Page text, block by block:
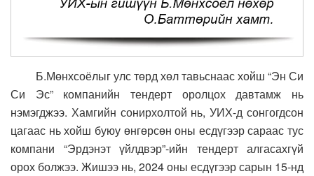
Б.Мөнхсоёлыг улс төрд хөл тавьснаас хойш “Эн Си
Си Эс” компанийн тендерт оролцох давтамж нь
нэмэгджээ. Хамгийн сонирхолтой нь, УИХ-д сонгогдсон
цагаас нь хойш буюу өнгөрсөн оны есдүгээр сараас тус
компани “Эрдэнэт үйлдвэр”-ийн тендерт алгасахгүй
орох болжээ. Жишээ нь, 2024 оны есдүгээр сарын 15-нд